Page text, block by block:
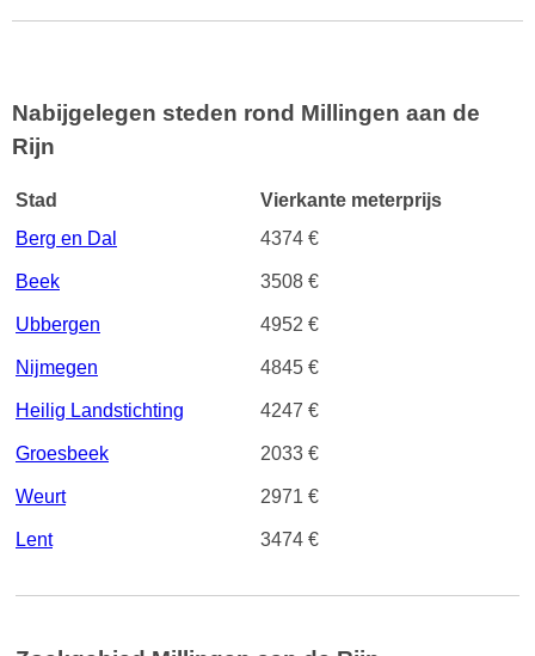
Nabijgelegen steden rond Millingen aan de
Rijn
Stad
Vierkante meterprijs
Berg en Dal
4374 €
Beek 3508 €
Ubbergen 4952 €
Nijmegen 4845 €
Heilig Landstichting 4247 €
Groesbeek 2033 €
Weurt 2971 €
Lent 3474 €